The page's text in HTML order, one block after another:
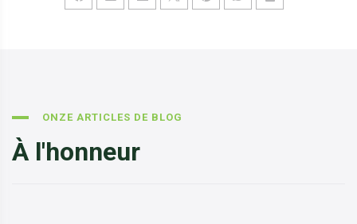
ONZE ARTICLES DE BLOG
À l'honneur